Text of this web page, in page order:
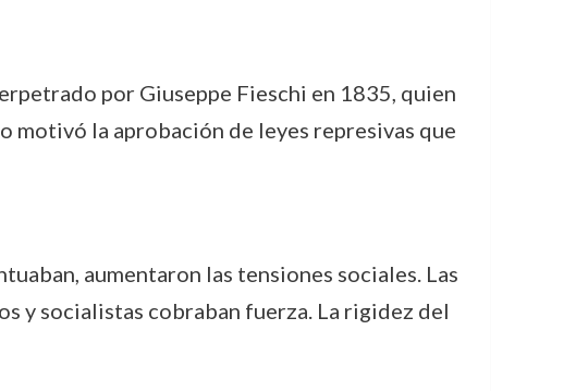
por Giuseppe Fieschi en 1835, quien
motivó la aprobación de leyes represivas que
aumentaron las tensiones sociales. Las
y socialistas cobraban fuerza. La rigidez del